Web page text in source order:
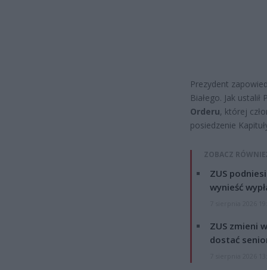
Prezydent
Białego. Jak
Orderu, której
posiedzenie
ZOBACZ
ZUS
wynieść
ZUS zmieni
dostać